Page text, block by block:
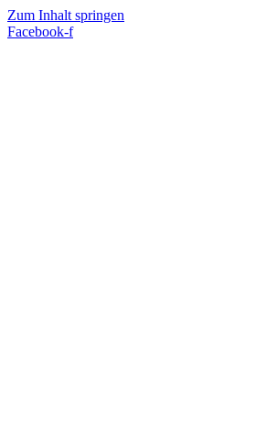
Zum Inhalt springen
Facebook-f